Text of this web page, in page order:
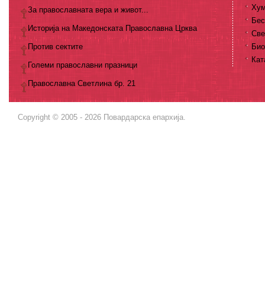
За православната вера и живот...
Историја на Македонската Православна Црква
Против сектите
Големи православни празници
Православна Светлина бр. 21
Copyright © 2005 - 2026 Повардарска епархија.